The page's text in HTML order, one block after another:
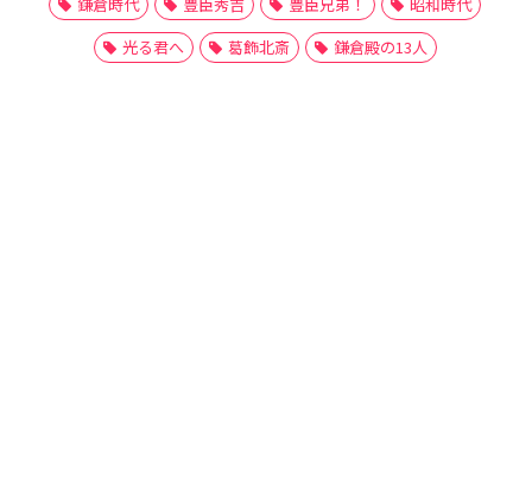
光る君へ
葛飾北斎 鎌倉殿の13人